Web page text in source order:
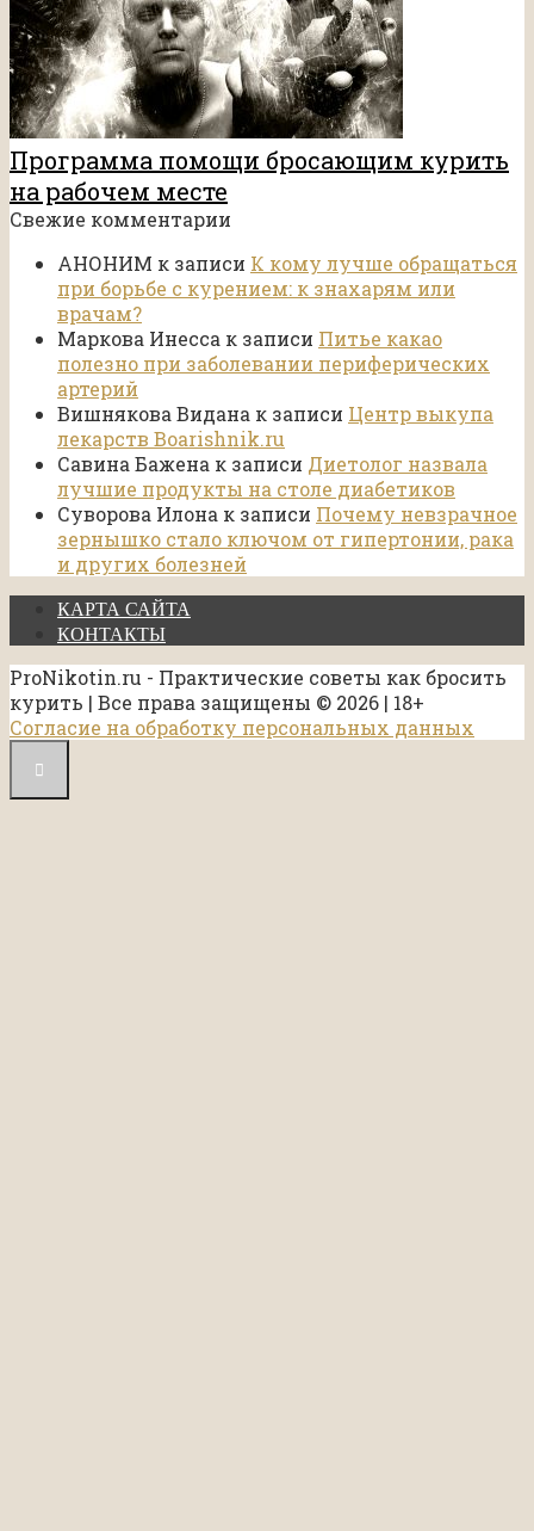
Программа помощи бросающим курить
на рабочем месте
Свежие комментарии
АНОНИМ к записи К кому лучше обращаться
при борьбе с курением: к знахарям или
врачам?
Маркова Инесса к записи Питье какао
полезно при заболевании периферических
артерий
Вишнякова Видана к записи Центр выкупа
лекарств Boarishnik.ru
Савина Бажена к записи Диетолог назвала
лучшие продукты на столе диабетиков
Суворова Илона к записи Почему невзрачное
зернышко стало ключом от гипертонии, рака
и других болезней
КАРТА САЙТА
КОНТАКТЫ
ProNikotin.ru - Практические советы как бросить
курить | Все права защищены © 2026 | 18+
Согласие на обработку персональных данных